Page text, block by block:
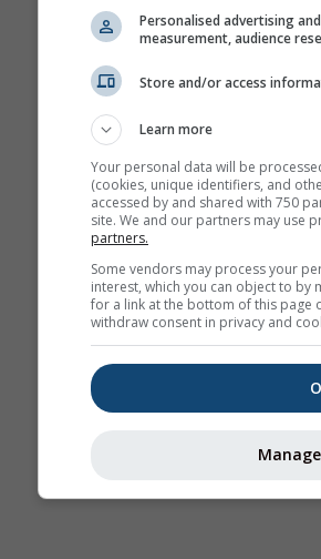
Personalised advertising
measurement, audience
Store and/or access
Learn more
Your personal data will be
(cookies, unique identifiers, and
accessed by and shared with 750
site. We and our partners may use
partners.
Some vendors may process your
interest, which you can object to
for a link at the bottom of this page
withdraw consent in privacy and